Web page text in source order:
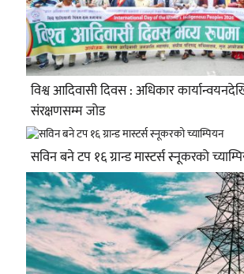
विश्व आदिवासी दिवस : अधिकार
संरक्षणसम्म जोड
सविन बने टप १६ ग्रान्ड मास्टर्स स्नूकरको